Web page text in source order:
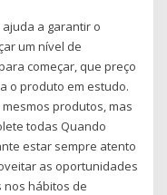
a garantir o
um nível de
começar, que preço
o produto em estudo.
produtos, mas
todas Quando
estar sempre atento
as oportunidades
nos hábitos de